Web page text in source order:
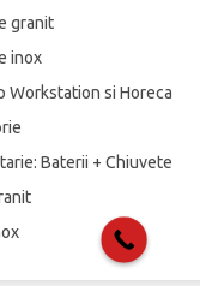
granit
inox
Workstation si Horeca
Baterii + Chiuvete